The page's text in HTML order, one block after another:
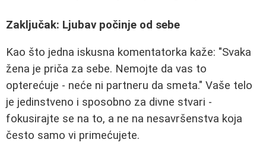
Zaključak: Ljubav počinje od sebe
Kao što jedna iskusna komentatorka kaže: "Svaka
žena je priča za sebe. Nemojte da vas to
opterećuje - neće ni partneru da smeta." Vaše telo
je jedinstveno i sposobno za divne stvari -
fokusirajte se na to, a ne na nesavršenstva koja
često samo vi primećujete.